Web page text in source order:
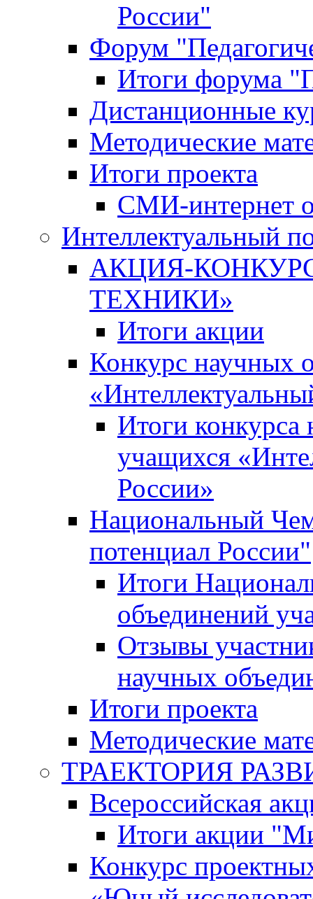
России"
Форум
Итоги форума
Дистанционные
Методические
Итоги проекта
СМИ-интернет
Интеллектуальный
АКЦИЯ-
ТЕХНИКИ»
Итоги акции
Конкурс научных
Итоги
учащихся
России»
Национальный
потенциал России"
Итоги
объединений
Отзывы
научных
Итоги проекта
Методические
ТРАЕКТОРИЯ
Всероссийская
Итоги акции
Конкурс